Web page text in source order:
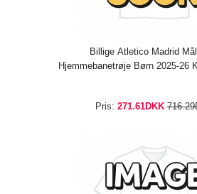
Billige Atletico Madrid
Hjemmebanetrøje Børn 2025-26
Pris: 271.61DKK